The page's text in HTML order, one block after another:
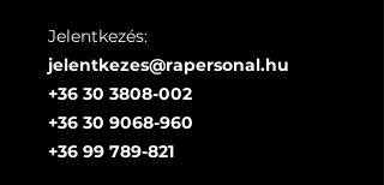
Jelentkezés:
jelentkezes@rapersonal.hu
+36 30 3808-002
+36 30 9068-960
+36 99 789-821